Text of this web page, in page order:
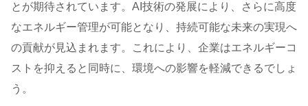
とが期待されています。AI技術の発展により、さらに高度
なエネルギー管理が可能となり、持続可能な未来の実現へ
の貢献が見込まれます。これにより、企業はエネルギーコ
ストを抑えると同時に、環境への影響を軽減できるでしょ
う。